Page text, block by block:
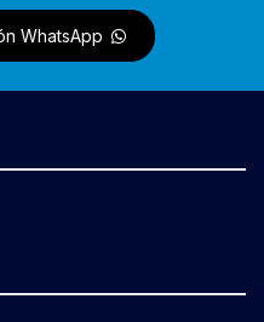
WhatsApp